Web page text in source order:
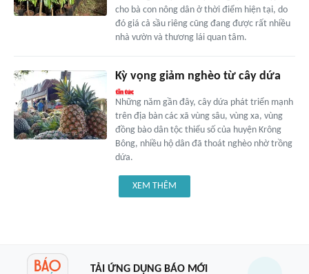
cho bà con nông dân ở thời điểm hiện tại, do
đó giá cả sầu riêng cũng đang được rất nhiều
nhà vườn và thương lái quan tâm.
Kỳ vọng giảm nghèo từ cây dứa
Những năm gần đây, cây dứa phát triển mạnh
trên địa bàn các xã vùng sâu, vùng xa, vùng
đồng bào dân tộc thiểu số của huyện Krông
Bông, nhiều hộ dân đã thoát nghèo nhờ trồng
dứa.
XEM THÊM
TẢI ỨNG DỤNG BÁO MỚI